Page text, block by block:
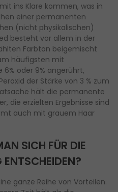
ins Klare kommen, was in
einer permanenten
(nicht physikalischen)
besteht vor allem in der
Farbton beigemischt
häufigsten mit
oder 9% angerührt,
der Stärke von 3 % zum
hält die permanente
die erzielten Ergebnisse sind
auch mit grauem Haar
SICH FÜR DIE
ganze Reihe von Vorteilen.